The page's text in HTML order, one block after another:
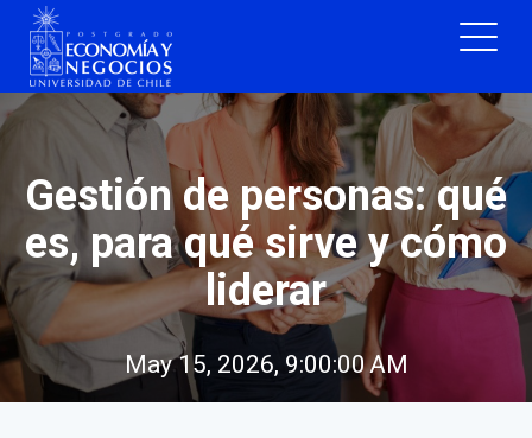
Gestión de personas: qué
es, para qué sirve y cómo
liderar
May 15, 2026, 9:00:00 AM